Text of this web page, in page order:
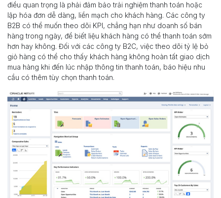
điều quan trọng là phải đảm bảo trải nghiệm thanh toán hoặc
lập hóa đơn dễ dàng, liền mạch cho khách hàng. Các công ty
B2B có thể muốn theo dõi KPI, chẳng hạn như doanh số bán
hàng trong ngày, để biết liệu khách hàng có thể thanh toán sớm
hơn hay không. Đối với các công ty B2C, việc theo dõi tỷ lệ bỏ
giỏ hàng có thể cho thấy khách hàng không hoàn tất giao dịch
mua hàng khi đến lúc nhập thông tin thanh toán, báo hiệu nhu
cầu có thêm tùy chọn thanh toán.